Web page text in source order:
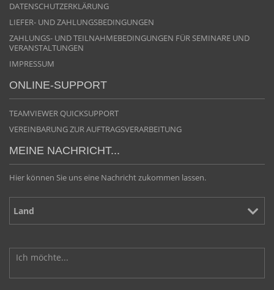
DATENSCHUTZERKLÄRUNG
LIEFER- UND ZAHLUNGSBEDINGUNGEN
ZAHLUNGS- UND TEILNAHMEBEDINGUNGEN FÜR SEMINARE UND
VERANSTALTUNGEN
IMPRESSUM
ONLINE-SUPPORT
TEAMVIEWER QUICKSUPPORT
VEREINBARUNG ZUR AUFTRAGSVERARBEITUNG
MEINE NACHRICHT...
Hier können Sie uns eine Nachricht zukommen lassen.